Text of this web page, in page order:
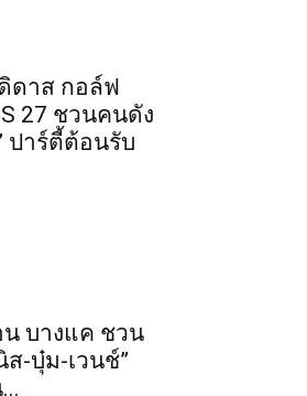
ดาส กอล์ฟ
27 ชวนคนดัง
ปาร์ตี้ต้อนรับ
น บางแค ชวน
ส-บุ๋ม-เวนช์”